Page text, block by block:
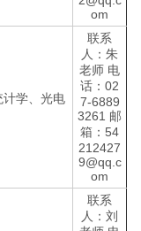
om
计学、光电
联系
人：朱
老师 电
话：02
7-6889
3261 邮
箱：54
212427
9@qq.c
om
联系
人：刘